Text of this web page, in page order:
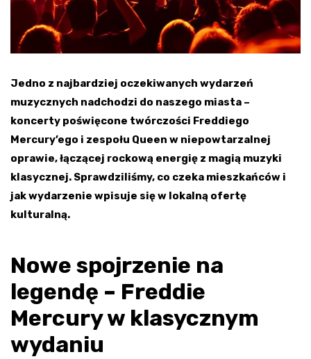
Jedno z najbardziej oczekiwanych wydarzeń
muzycznych nadchodzi do naszego miasta –
koncerty poświęcone twórczości Freddiego
Mercury’ego i zespołu Queen w niepowtarzalnej
oprawie, łączącej rockową energię z magią muzyki
klasycznej. Sprawdziliśmy, co czeka mieszkańców i
jak wydarzenie wpisuje się w lokalną ofertę
kulturalną.
Nowe spojrzenie na
legendę – Freddie
Mercury w klasycznym
wydaniu